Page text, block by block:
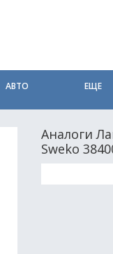
АВТО ЕЩЕ
Аналоги
Sweko